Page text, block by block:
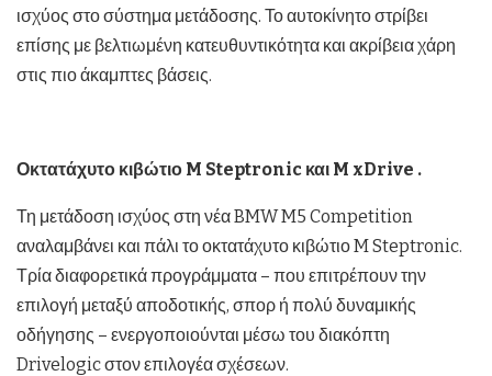
ισχύος στο σύστημα μετάδοσης. Το αυτοκίνητο στρίβει
επίσης με βελτιωμένη κατευθυντικότητα και ακρίβεια χάρη
στις πιο άκαμπτες βάσεις.
Οκτατάχυτο κιβώτιο M Steptronic και M xDrive .
Τη μετάδοση ισχύος στη νέα BMW M5 Competition
αναλαμβάνει και πάλι το οκτατάχυτο κιβώτιο M Steptronic.
Τρία διαφορετικά προγράμματα – που επιτρέπουν την
επιλογή μεταξύ αποδοτικής, σπορ ή πολύ δυναμικής
οδήγησης – ενεργοποιούνται μέσω του διακόπτη
Drivelogic στον επιλογέα σχέσεων.